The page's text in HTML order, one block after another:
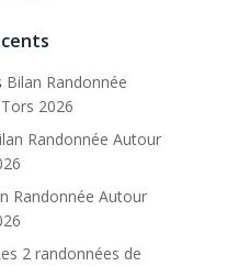
Bilan Randonnée
2026
Randonnée Autour
Randonnée Autour
2 randonnées de